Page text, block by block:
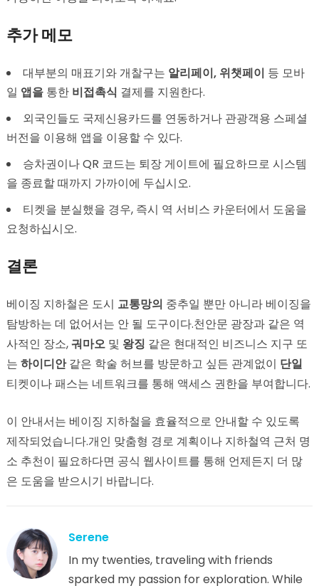
추가 메모
대부분의 매표기와 개찰구는 알리페이, 위챗페이 등 모바
일 앱을통한 비접촉식 결제를 지원한다.
외국인들도 국제신용카드를 연동하거나 관광객용 스페셜
버전을 이용해 앱을 이용할 수 있다.
승차권이나 QR 코드는 퇴장 게이트에 필요하므로 시스템
을 종료할 때까지 가까이에 두십시오.
티켓을 분실했을 경우, 즉시 역 서비스 카운터에서 도움을
요청하십시오.
결론
베이징 지하철은 도시 교통망의 중추일 뿐만 아니라 베이징을
탐방하는 데 없어서는 안 될 도구이다.천안문 광장과 같은 역
사적인 장소,궈마오및 왕징 같은 현대적인 비즈니스 지구 또
는 하이디안같은 학술 허브를 방문하고 싶든 관계없이 단일
티켓이나 패스는 네트워크를 통해 액세스 권한을 부여합니다.
이 안내서는 베이징 지하철을 효율적으로 안내할 수 있도록
제작되었습니다.개인 맞춤형 경로 계획이나 지하철역 근처 명
소 추천이 필요하다면 공식 웹사이트를 통해 언제든지 더 많
은 도움을 받으시기 바랍니다.
Serene
In my twenties, traveling with friends
sparked my passion for exploration. While